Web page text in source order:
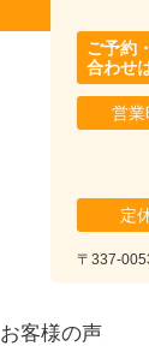
ご予約
合わせ
営業
定
〒337-
お客様の声